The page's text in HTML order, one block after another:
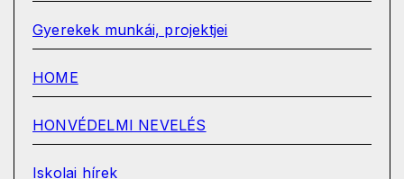
Gyerekek munkái, projektjei
HOME
HONVÉDELMI NEVELÉS
Iskolai hírek